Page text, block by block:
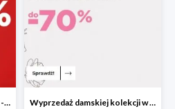
Wyprzedaż bez VAT w 5.10.15 - dodatkowe -23% rabatu Wyprzedaż damskiej kolekcji w 5.10.15 - ubrania, obuwie i dodatki do -70%